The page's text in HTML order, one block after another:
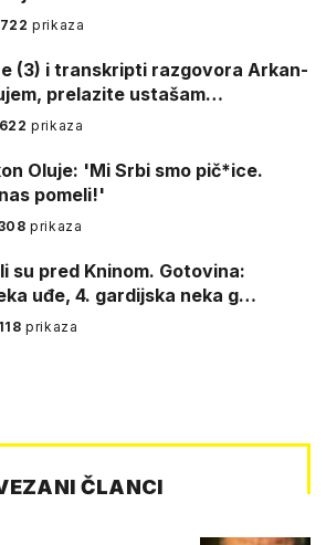
prikaza
(3) i transkripti razgovora Arkan-
prelazite ustašam…
prikaza
Oluje: 'Mi Srbi smo pič*ice.
pomeli!'
prikaza
Gotovina:
uđe, 4. gardijska neka g…
prikaza
ČLANCI